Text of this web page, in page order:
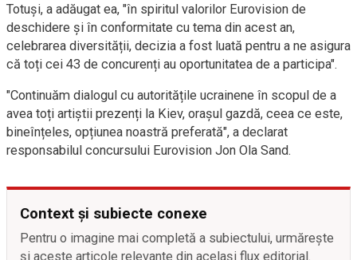
Totuși, a adăugat ea, "în spiritul valorilor Eurovision de
deschidere și în conformitate cu tema din acest an,
celebrarea diversității, decizia a fost luată pentru a ne asigura
că toți cei 43 de concurenți au oportunitatea de a participa".
"Continuăm dialogul cu autoritățile ucrainene în scopul de a
avea toți artiștii prezenți la Kiev, orașul gazdă, ceea ce este,
bineînțeles, opțiunea noastră preferată", a declarat
responsabilul concursului Eurovision Jon Ola Sand.
Context și subiecte conexe
Pentru o imagine mai completă a subiectului, urmărește
și aceste articole relevante din același flux editorial.